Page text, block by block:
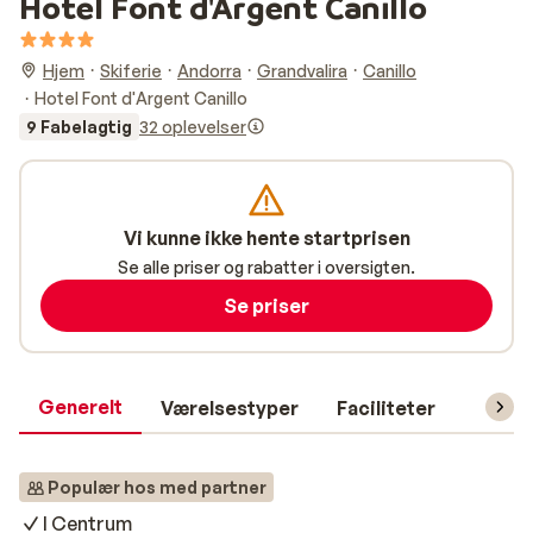
Hjem Skiferie Andorra Grandvalira
Canillo
Hotel Font d'Argent Canillo
9 Fabelagtig 32 oplevelser
Generelt Værelsestyper Faciliteter
Populær hos med partner
I Centrum
Vi kunne ikke hente startprisen
Se alle priser og rabatter i oversigten.
Se priser